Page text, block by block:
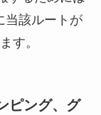
当該ルートが
す。
ピング、グ